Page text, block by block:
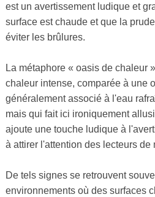
est un avertissement ludique et
surface est chaude et que la
éviter les brûlures.
La métaphore « oasis de chaleur
chaleur intense, comparée à une
généralement associé à l'eau
mais qui fait ici ironiquement
ajoute une touche ludique à
à attirer l'attention des lecteurs de
De tels signes se retrouvent
environnements où des surfaces